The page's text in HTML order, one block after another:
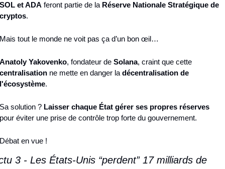
SOL et ADA feront partie de la Réserve Nationale Stratégique de
cryptos.
Mais tout le monde ne voit pas ça d’un bon œil…
Anatoly Yakovenko, fondateur de Solana
centralisation ne mette en danger la décentralisation de
l'écosystème.
Sa solution ? Laisser chaque État gérer ses propres réserves
pour éviter une prise de contrôle trop forte du gouvernement.
Débat en vue !
3 - Les États-Unis “perdent” 17 milliards de